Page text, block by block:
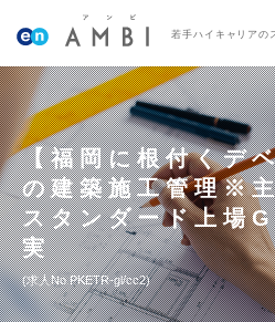
若手ハイキャリアの
【福岡に根付くデ
の建築施工管理※
スタンダード上場
実
求人No.PKETR-gl/cc2